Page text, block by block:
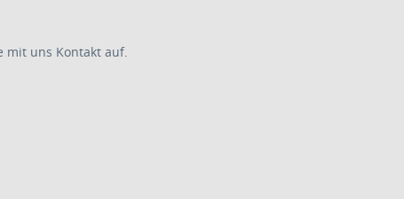
mit uns Kontakt auf.